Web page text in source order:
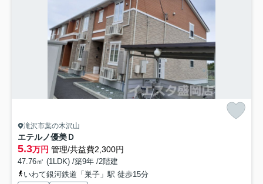
滝沢市葉の木沢山
エテルノ優美Ｄ
5.3万円 管理/共益費2,300円
47.76㎡ (1LDK) /築9年 /2階建
いわて銀河鉄道「巣子」駅 徒歩15分